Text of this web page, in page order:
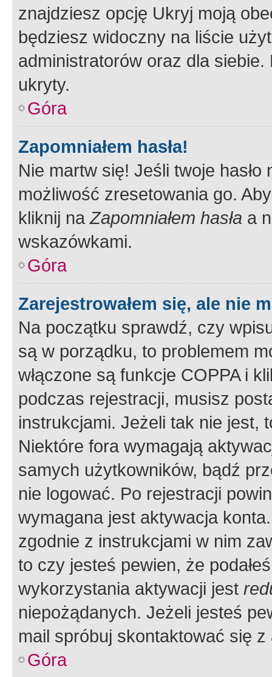
znajdziesz opcję Ukryj moją
będziesz widoczny na liście
administratorów oraz dla
ukryty.
Góra
Zapomniałem hasła!
Nie martw się! Jeśli twoje
możliwość zresetowania go.
kliknij naZapomniałem hasła a
wskazówkami.
Góra
Zarejestrowałem się, ale nie
Na początku sprawdź, czy
są w porządku, to problemem
włączone są funkcje COPPA i
podczas rejestracji, musisz
instrukcjami. Jeżeli tak nie jest,
Niektóre fora wymagają
samych użytkowników, bądź
nie logować. Po rejestracji
wymagana jest aktywacja
zgodnie z instrukcjami w nim
to czy jesteś pewien, że
wykorzystania aktywacji jest
niepożądanych. Jeżeli jesteś
mail spróbuj skontaktować się
Góra